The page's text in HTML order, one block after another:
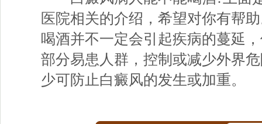
医院相关的介绍，希望对你有帮
喝酒并不一定会引起疾病的蔓延
部分易患人群，控制或减少外界
少可防止白癜风的发生或加重。